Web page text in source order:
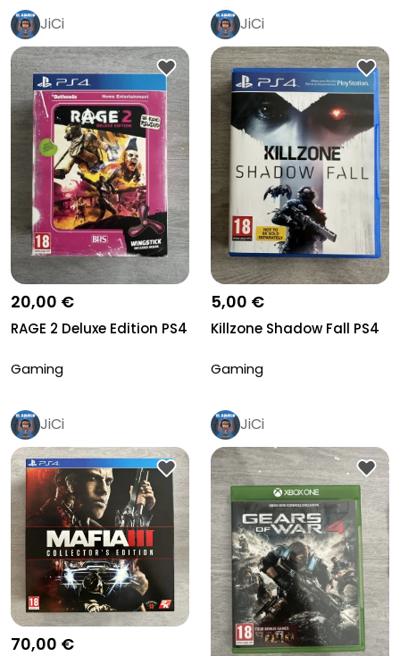
JiCi
20,00 €
RAGE 2 Deluxe Edition PS4
Gaming
JiCi
5,00 €
Killzone Shadow Fall PS4
Gaming
JiCi
70,00 €
JiCi